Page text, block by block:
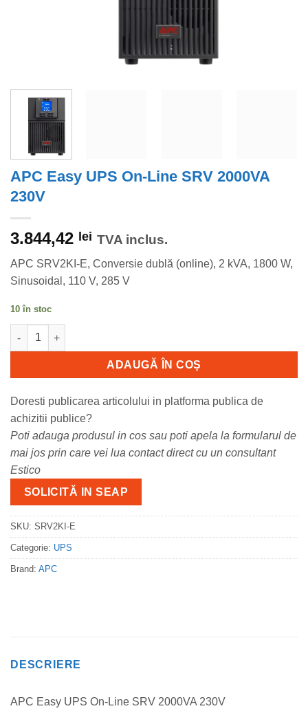
APC Easy UPS On-Line SRV 2000VA
230V
3.844,42 lei TVA inclus.
APC SRV2KI-E, Conversie dublă (online), 2 kVA, 1800 W,
Sinusoidal, 110 V, 285 V
10 în stoc
Cantitate APC Easy UPS On-Line SRV 2000VA 230V
ADAUGĂ ÎN COȘ
Doresti publicarea articolului in platforma publica de
achizitii publice?
Poti adauga produsul in cos sau poti apela la formularul de
mai jos prin care vei lua contact direct cu un consultant
Estico
SOLICITĂ IN SEAP
SKU: SRV2KI-E
Categorie: UPS
Brand: APC
DESCRIERE
APC Easy UPS On-Line SRV 2000VA 230V